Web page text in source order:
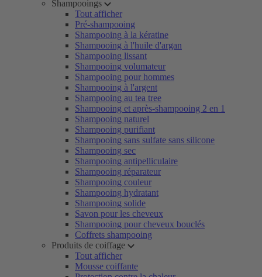
Shampooings
Tout afficher
Pré-shampooing
Shampooing à la kératine
Shampooing à l'huile d'argan
Shampooing lissant
Shampooing volumateur
Shampooing pour hommes
Shampooing à l'argent
Shampooing au tea tree
Shampooing et après-shampooing 2 en 1
Shampooing naturel
Shampooing purifiant
Shampooing sans sulfate sans silicone
Shampooing sec
Shampooing antipelliculaire
Shampooing réparateur
Shampooing couleur
Shampooing hydratant
Shampooing solide
Savon pour les cheveux
Shampooing pour cheveux bouclés
Coffrets shampooing
Produits de coiffage
Tout afficher
Mousse coiffante